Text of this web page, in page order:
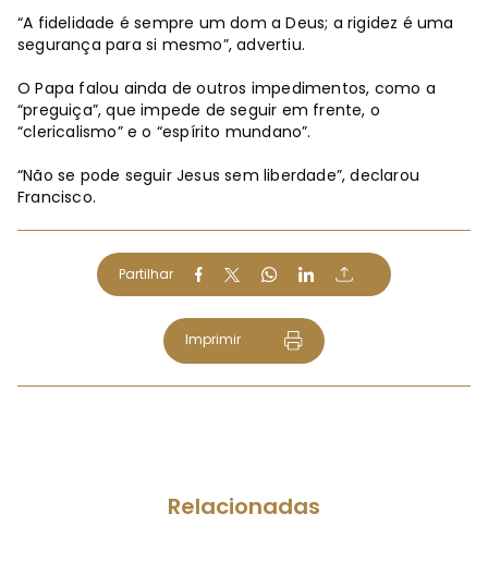
“A fidelidade é sempre um dom a Deus; a rigidez é uma
segurança para si mesmo”, advertiu.
O Papa falou ainda de outros impedimentos, como a
“preguiça”, que impede de seguir em frente, o
“clericalismo” e o “espírito mundano”.
“Não se pode seguir Jesus sem liberdade”, declarou
Francisco.
Partilhar
Imprimir
Relacionadas